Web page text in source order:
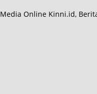
Media Online Kinni.id,